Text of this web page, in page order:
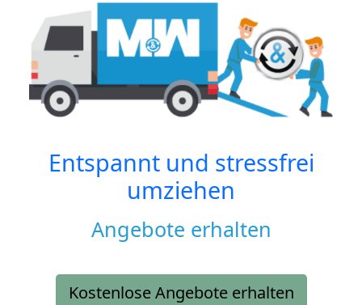
Entspannt und stressfrei
umziehen
Angebote erhalten
Kostenlose Angebote erhalten